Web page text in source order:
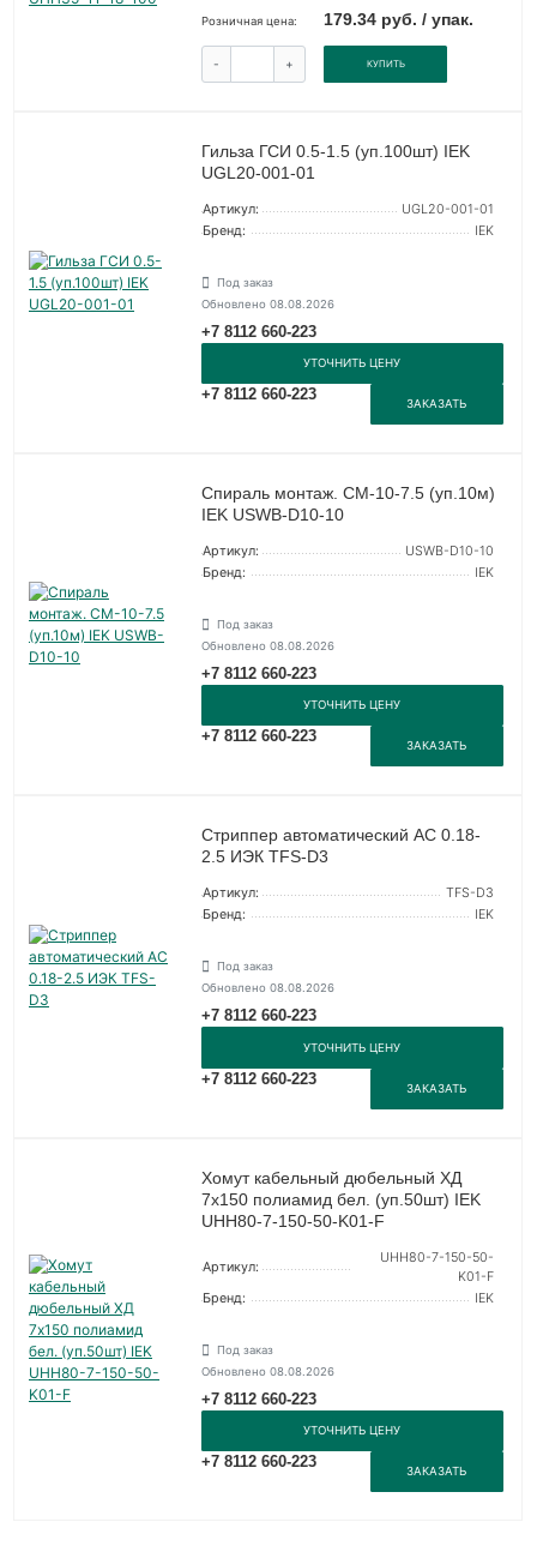
Розничная цена: 179.34 руб. / упак.
- + КУПИТЬ
Гильза ГСИ 0.5-1.5 (уп.100шт) IEK
UGL20-001-01
Артикул:
UGL20-001-01
Бренд:
IEK
Под заказ
Обновлено 08.08.2026
+7 8112 660-223
УТОЧНИТЬ ЦЕНУ
+7 8112 660-223
ЗАКАЗАТЬ
Спираль монтаж. СМ-10-7.5 (уп.10м)
IEK USWB-D10-10
Артикул:
USWB-D10-10
Бренд:
IEK
Под заказ
Обновлено 08.08.2026
+7 8112 660-223
УТОЧНИТЬ ЦЕНУ
+7 8112 660-223
ЗАКАЗАТЬ
Стриппер автоматический АС 0.18-
2.5 ИЭК TFS-D3
Артикул:
TFS-D3
Бренд:
IEK
Под заказ
Обновлено 08.08.2026
+7 8112 660-223
УТОЧНИТЬ ЦЕНУ
+7 8112 660-223
ЗАКАЗАТЬ
Хомут кабельный дюбельный ХД
7х150 полиамид бел. (уп.50шт) IEK
UHH80-7-150-50-K01-F
Артикул:
UHH80-7-150-50-
K01-F
Бренд:
IEK
Под заказ
Обновлено 08.08.2026
+7 8112 660-223
УТОЧНИТЬ ЦЕНУ
+7 8112 660-223
ЗАКАЗАТЬ